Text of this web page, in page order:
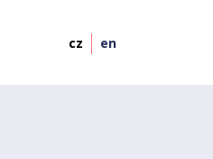
cz en